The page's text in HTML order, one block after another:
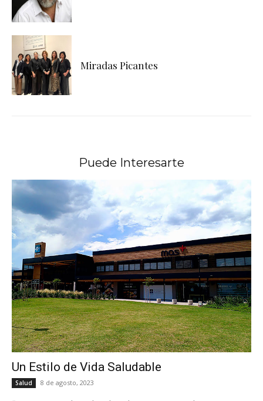
Miradas Picantes
Puede Interesarte
Un Estilo de Vida Saludable
Salud 8 de agosto, 2023